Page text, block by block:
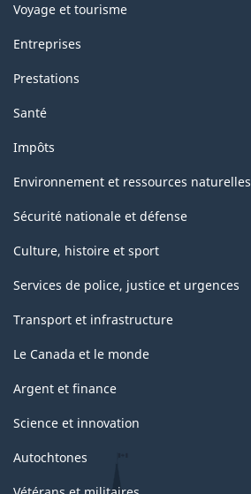
Voyage et tourisme
Entreprises
Prestations
Santé
Impôts
Environnement et ressources naturelles
Sécurité nationale et défense
Culture, histoire et sport
Services de police, justice et urgences
Transport et infrastructure
Le Canada et le monde
Argent et finance
Science et innovation
Autochtones